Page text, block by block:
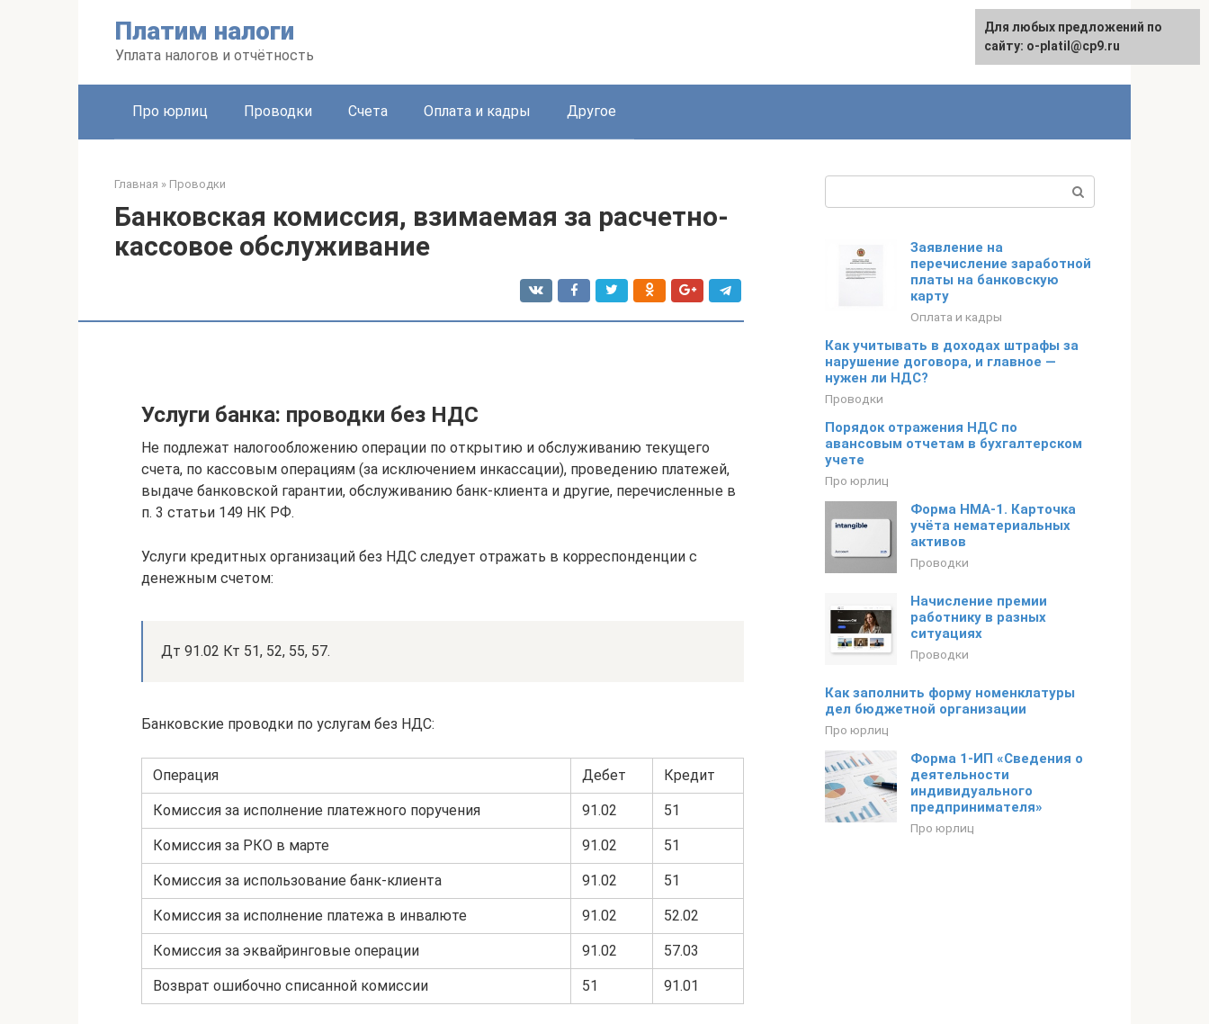
Платим налоги
Уплата налогов и отчётность
Про юрлиц Проводки Счета Оплата и кадры Другое
Главная » Проводки
Банковская комиссия, взимаемая за расчетно-
кассовое обслуживание
Услуги банка: проводки без НДС
Не подлежат налогообложению операции по открытию и обслуживанию текущего
счета, по кассовым операциям (за исключением инкассации), проведению платежей,
выдаче банковской гарантии, обслуживанию банк-клиента и другие, перечисленные в
п. 3 статьи 149 НК РФ.
Услуги кредитных организаций без НДС следует отражать в корреспонденции с
денежным счетом:
Дт 91.02 Кт 51, 52, 55, 57.
Банковские проводки по услугам без НДС:
Операция Дебет Кредит
Комиссия за исполнение платежного поручения 91.02 51
Комиссия за РКО в марте 91.02 51
Комиссия за использование банк-клиента 91.02 51
Комиссия за исполнение платежа в инвалюте 91.02 52.02
Комиссия за эквайринговые операции 91.02 57.03
Возврат ошибочно списанной комиссии 51 91.01
Заявление на
перечисление заработной
платы на банковскую
карту
Оплата и кадры
Как учитывать в доходах штрафы за
нарушение договора, и главное —
нужен ли НДС?
Проводки
Порядок отражения НДС по
авансовым отчетам в бухгалтерском
учете
Про юрлиц
Форма НМА-1. Карточка
учёта нематериальных
активов
Проводки
Начисление премии
работнику в разных
ситуациях
Проводки
Как заполнить форму номенклатуры
дел бюджетной организации
Про юрлиц
Форма 1-ИП «Сведения о
деятельности
индивидуального
предпринимателя»
Про юрлиц
Для любых предложений по
сайту: o-platil@cp9.ru